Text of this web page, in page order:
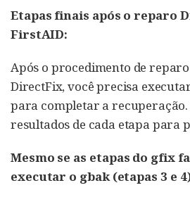
Etapas finais após o reparo
FirstAID:
Após o procedimento de
DirectFix, você precisa
para completar a recuperação.
resultados de cada etapa para
Mesmo se as etapas do gfix
executar o gbak (etapas 3 e